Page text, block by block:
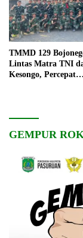
TMMD 129
Lintas Matra TNI
Kesongo, Percepat
GEMPUR